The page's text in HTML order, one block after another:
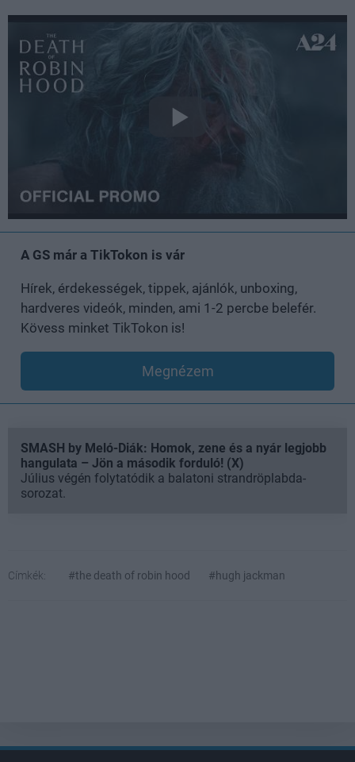
A GS már a TikTokon is vár
Hírek, érdekességek, tippek, ajánlók, unboxing,
hardveres videók, minden, ami 1-2 percbe belefér.
Kövess minket TikTokon is!
Megnézem
SMASH by Meló-Diák: Homok, zene és a nyár legjobb
hangulata – Jön a második forduló! (X)
Július végén folytatódik a balatoni strandröplabda-
sorozat.
Címkék: #the death of robin hood #hugh jackman